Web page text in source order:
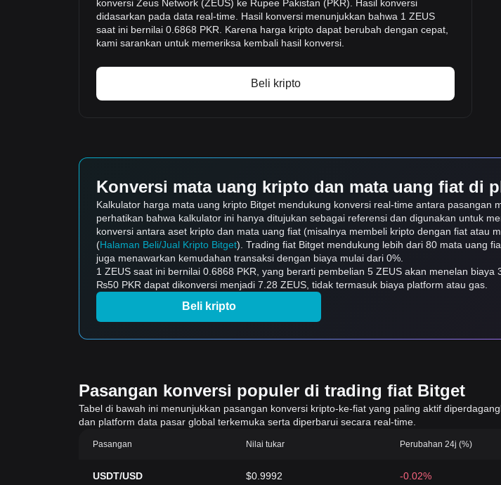
konversi Zeus Network (ZEUS) ke Rupee Pakistan (PKR). Hasil konversi
didasarkan pada data real-time. Hasil konversi menunjukkan bahwa 1 ZEUS
saat ini bernilai 0.6868 PKR. Karena harga kripto dapat berubah dengan cepat,
kami sarankan untuk memeriksa kembali hasil konversi.
Beli kripto
Konversi mata uang kripto dan mata uang fiat di
Kalkulator harga mata uang kripto Bitget mendukung konversi real-time antara
perhatikan bahwa kalkulator ini hanya ditujukan sebagai referensi dan digunakan untuk
konversi antara aset kripto dan mata uang fiat (misalnya membeli kripto dengan fiat atau
(Halaman Beli/Jual Kripto Bitget). Trading fiat Bitget mendukung lebih dari 80 mata uang
juga menawarkan kemudahan transaksi dengan biaya mulai dari 0%.
1 ZEUS saat ini bernilai 0.6868 PKR, yang berarti pembelian 5 ZEUS akan menelan
₨50 PKR dapat dikonversi menjadi 7.28 ZEUS, tidak termasuk biaya platform atau gas.
Beli kripto
Pasangan konversi populer di trading fiat Bitget
Tabel di bawah ini menunjukkan pasangan konversi kripto-ke-fiat yang paling aktif
dan platform data pasar global terkemuka serta diperbarui secara real-time.
Pasangan Nilai tukar Perubahan 24j (%)
USDT/USD $0.9992 -0.02%